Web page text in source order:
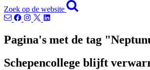
Zoek op de website
Pagina's met de tag
Schepencollege blijft